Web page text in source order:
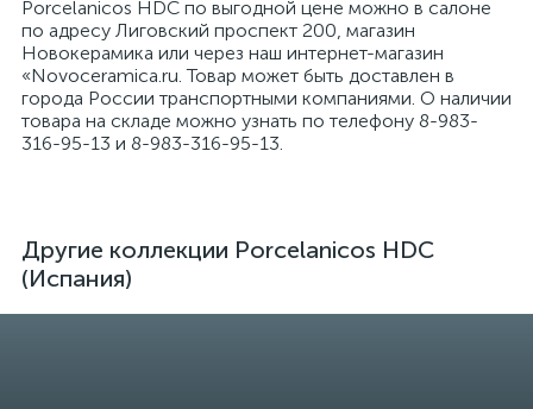
Porcelanicos HDC по выгодной цене можно в салоне
по адресу Лиговский проспект 200, магазин
Новокерамика или через наш интернет-магазин
«Novoceramica.ru. Товар может быть доставлен в
города России транспортными компаниями. О наличии
товара на складе можно узнать по телефону 8-983-
316-95-13 и 8-983-316-95-13.
Другие коллекции Porcelanicos HDC
(Испания)